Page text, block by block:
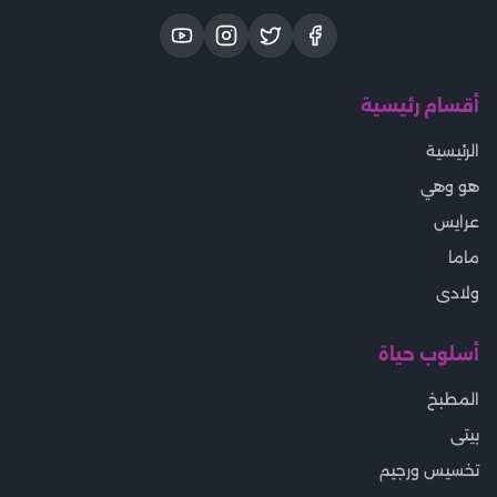
أقسام رئيسية
الرئيسية
هو وهي
عرايس
ماما
ولادى
أسلوب حياة
المطبخ
بيتى
تخسيس ورجيم